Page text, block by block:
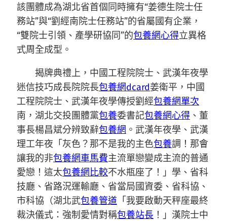
該團體成為湖北省首個同時擁有“姜德生院士任
務站”與“劉經南院士任務站”的省屬國有企業，
“雙院士引領、產學研協同”的包養網心得立異格
式周全成型。
揭牌典禮上，中國工程院院士、武漢年夜學
迷信技巧成長院院長包養網dcard姜衛平，中國
工程院院士、武漢年夜學傳授劉經包養網單次
南，湖北交投團體黨包養委書記包養網心得 、董
事長楊昌斌分辨致辭包養網 。武漢年夜學、武漢
理工年夜「灰色？那不是我的主色包養調！那會
讓我的非包養網車馬費主流單戀變成主流的普通
愛戀！這太包養網比較不水瓶座了！」學、省科
技廳、省路況運輸廳、省當局國資委、省科協、
市科協（湖北武包養管道 「我要啟動天秤座最終
裁決儀式：強制愛情對稱包養站長 ！」漢院士中